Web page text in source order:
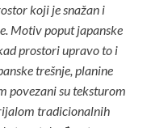
koji je snažan i
Motiv poput japanske
prostori upravo to i
trešnje, planine
povezani su teksturom
tradicionalnih